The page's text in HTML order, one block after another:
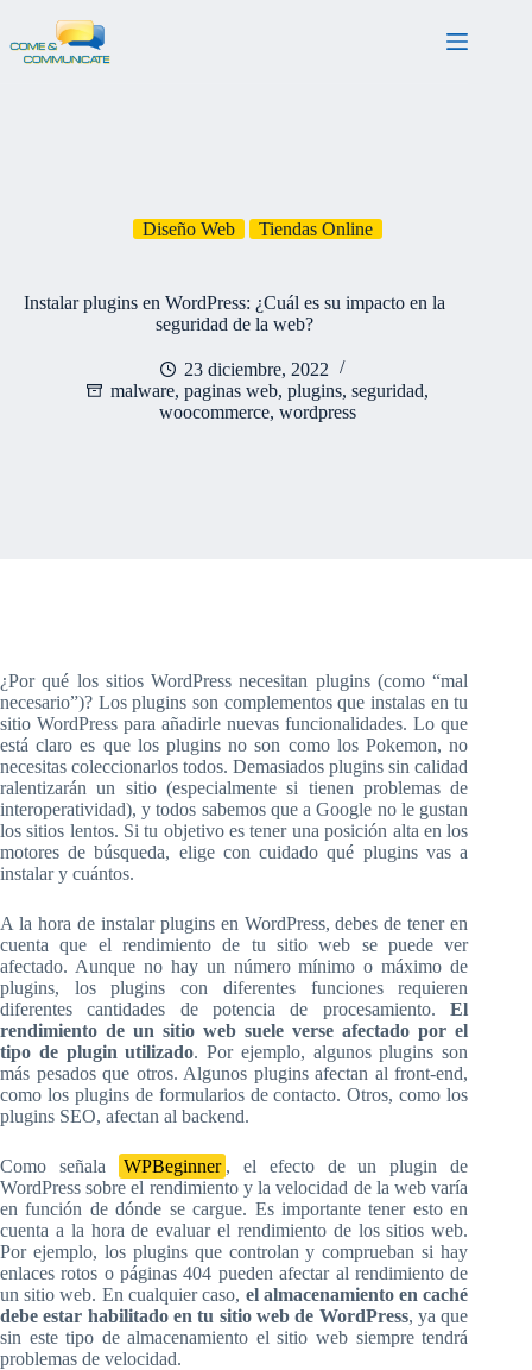
contenido
Diseño Web Tiendas Online
Instalar plugins en WordPress: ¿Cuál es su impacto en la
seguridad de la web?
23 diciembre, 2022
malware,paginas web,plugins,seguridad,
woocommerce,wordpress
¿Por qué los sitios WordPress necesitan plugins (como “mal
necesario”)? Los plugins son complementos que instalas en tu
sitio WordPress para añadirle nuevas funcionalidades. Lo que
está claro es que los plugins no son como los Pokemon, no
necesitas coleccionarlos todos. Demasiados plugins sin calidad
ralentizarán un sitio (especialmente si tienen problemas de
interoperatividad), y todos sabemos que a Google no le gustan
los sitios lentos. Si tu objetivo es tener una posición alta en los
motores de búsqueda, elige con cuidado qué plugins vas a
instalar y cuántos.
A la hora de instalar plugins en WordPress, debes de tener en
cuenta que el rendimiento de tu sitio web se puede ver
afectado. Aunque no hay un número mínimo o máximo de
plugins, los plugins con diferentes funciones requieren
diferentes cantidades de potencia de procesamiento.El
rendimiento de un sitio web suele verse afectado por el
tipo de plugin utilizado. Por ejemplo, algunos plugins son
más pesados que otros. Algunos plugins afectan al front-end,
como los plugins de formularios de contacto. Otros, como los
plugins SEO, afectan al backend.
Como señala WPBeginner , el efecto de un plugin de
WordPress sobre el rendimiento y la velocidad de la web varía
en función de dónde se cargue. Es importante tener esto en
cuenta a la hora de evaluar el rendimiento de los sitios web.
Por ejemplo, los plugins que controlan y comprueban si hay
enlaces rotos o páginas 404 pueden afectar al rendimiento de
un sitio web. En cualquier caso, el almacenamiento en caché
debe estar habilitado en tu sitio web de WordPress, ya que
sin este tipo de almacenamiento el sitio web siempre tendrá
problemas de velocidad.